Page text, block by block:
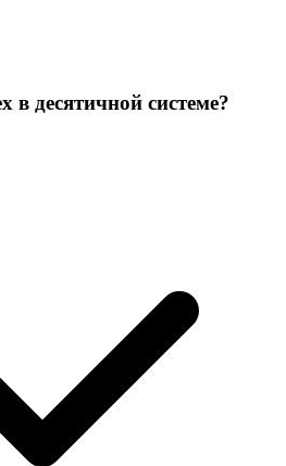
в десятичной системе?